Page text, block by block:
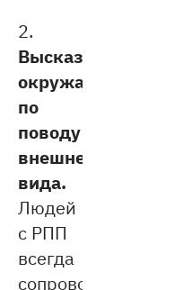
2.
Высказывания
окружающих
по
поводу
внешнего
вида.
Людей
с РПП
всегда
сопровождает